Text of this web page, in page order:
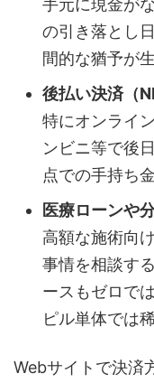
の引き落とし
間的な猶予が
後払い決済（
特にオンライ
ンビニ等で後
点での手持ち
医療ローンや
高額な施術向
事情を相談す
ースもゼロで
ピル単体では
Webサイトで決済